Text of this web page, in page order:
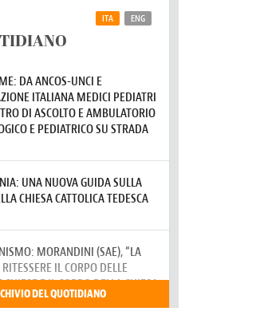
07.08.2026
SIGNIS 2026, dare voce alle
07.08.2026
Honduras, gli sfollati invisibili di una
crisi dimenticata
07.08.2026
della sopravvivenza per caldo e
07.08.2026
l'empatia per il dolore altrui"
07.08.2026
Uruguay, il presidente dei vescovi:
la visita del Papa dono per tutto il
Paese